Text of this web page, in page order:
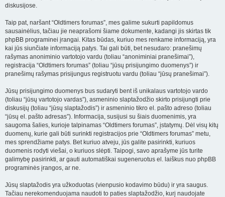
diskusijose.
Taip pat, naršant “Oldtimers forumas”, mes galime sukurti papildomus
sausainėlius, tačiau jie neaprašomi šiame dokumente, kadangi jis skirtas tik
phpBB programinei įrangai. Kitas būdas, kuriuo mes renkame informaciją, yra
kai jūs siunčiate informaciją patys. Tai gali būti, bet nesudaro: pranešimų
rašymas anoniminio vartotojo vardu (toliau “anoniminiai pranešimai”),
registracija “Oldtimers forumas” (toliau “jūsų prisijungimo duomenys”) ir
pranešimų rašymas prisijungus registruotu vardu (toliau “jūsų pranešimai”).
Jūsų prisijungimo duomenys bus sudaryti bent iš unikalaus vartotojo vardo
(toliau “jūsų vartotojo vardas”), asmeninio slaptažodžio skirto prisijungti prie
diskusijų (toliau “jūsų slaptažodis”) ir asmeninio tikro el. pašto adreso (toliau
“jūsų el. pašto adresas”). Informacija, susijusi su šiais duomenimis, yra
saugoma šalies, kurioje talpinamas “Oldtimers forumas”, įstatymų. Dėl visų kitų
duomenų, kurie gali būti surinkti registracijos prie “Oldtimers forumas” metu,
mes sprendžiame patys. Bet kuriuo atveju, jūs galite pasirinkti, kuriuos
duomenis rodyti viešai, o kuriuos slėpti. Taipogi, savo aprašyme jūs turite
galimybę pasirinkti, ar gauti automatiškai sugeneruotus el. laiškus nuo phpBB
programinės įrangos, ar ne.
Jūsų slaptažodis yra užkoduotas (vienpusio kodavimo būdu) ir yra saugus.
Tačiau nerekomenduojama naudoti to paties slaptažodžio, kurį naudojate